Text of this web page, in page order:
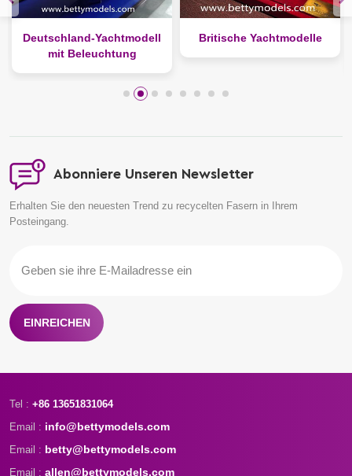
Deutschland-Yachtmodell
mit Beleuchtung
Britische Yachtmodelle
Abonniere Unseren Newsletter
Erhalten Sie den neuesten Trend zu recycelten Fasern in Ihrem
Posteingang.
EINREICHEN
Tel : +86 13651831064
Email : info@bettymodels.com
Email : betty@bettymodels.com
Email : allen@bettymodels.com